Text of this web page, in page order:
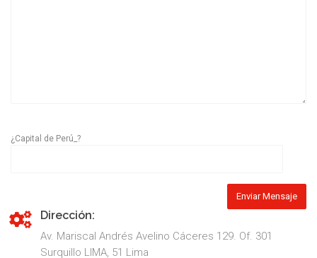
¿Capital de Perú_?
Dirección:
Av. Mariscal Andrés Avelino Cáceres 129. Of. 301
Surquillo LIMA, 51 Lima